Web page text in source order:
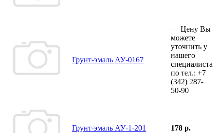
Грунт-эмаль АУ-0167
— Цену Вы
можете
уточнить у
нашего
специалиста
по тел.: +7
(342) 287-
50-90
Грунт-эмаль АУ-1-201 178 р.